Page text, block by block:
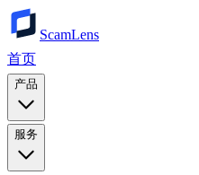
ScamLens
首页
产品
服务